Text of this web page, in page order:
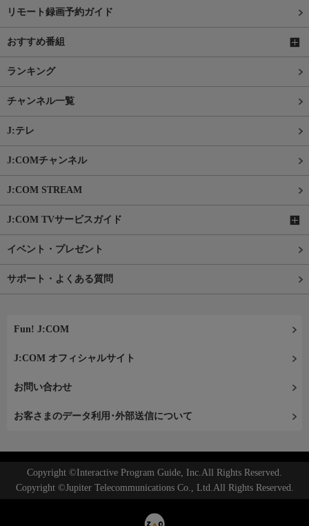
リモート録画予約ガイド
おすすめ番組
ランキング
チャンネル一覧
J:テレ
J:COMチャンネル
J:COM STREAM
J:COM TVサービスガイド
イベント・プレゼント
サポート・よくある質問
Fun! J:COM
J:COM オフィシャルサイト
お問い合わせ
お客さまのデータ利用･外部送信について
Copyright ©Interactive Program Guide, Inc.All Rights Reserved.
Copyright ©Jupiter Telecommunications Co., Ltd.All Rights Reserved.